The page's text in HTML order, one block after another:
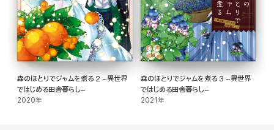
森のほとりでジャムを煮る 2 ~異世界
ではじめる田舎暮らし~
2020年
森のほとりでジャムを煮る 3 ~異世界
ではじめる田舎暮らし~
2021年